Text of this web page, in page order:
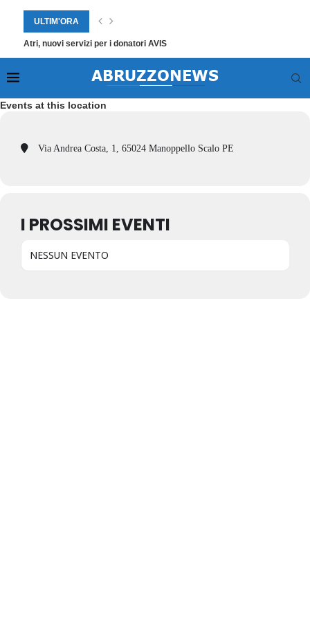
ULTIM'ORA
Atri, nuovi servizi per i donatori AVIS
Events at this location
Via Andrea Costa, 1, 65024 Manoppello Scalo PE
I PROSSIMI EVENTI
NESSUN EVENTO